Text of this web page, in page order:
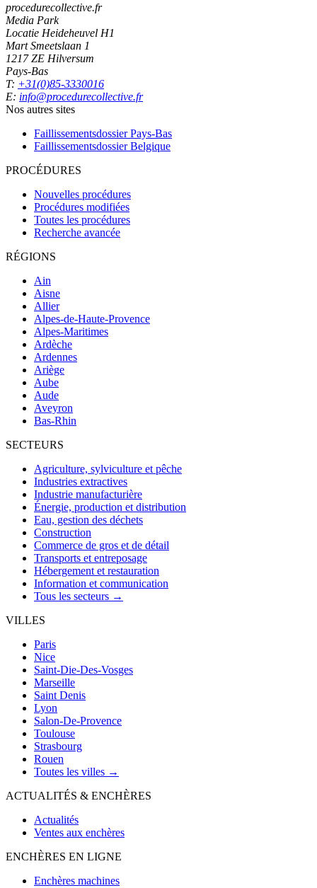
procedurecollective.fr
Media Park
Locatie Heideheuvel H1
Mart Smeetslaan 1
1217 ZE Hilversum
Pays-Bas
T: +31(0)85-3330016
E: info@procedurecollective.fr
Nos autres sites
Faillissementsdossier Pays-Bas
Faillissementsdossier Belgique
PROCÉDURES
Nouvelles procédures
Procédures modifiées
Toutes les procédures
Recherche avancée
RÉGIONS
Ain
Aisne
Allier
Alpes-de-Haute-Provence
Alpes-Maritimes
Ardèche
Ardennes
Ariège
Aube
Aude
Aveyron
Bas-Rhin
SECTEURS
Agriculture, sylviculture et pêche
Industries extractives
Industrie manufacturière
Énergie, production et distribution
Eau, gestion des déchets
Construction
Commerce de gros et de détail
Transports et entreposage
Hébergement et restauration
Information et communication
Tous les secteurs →
VILLES
Paris
Nice
Saint-Die-Des-Vosges
Marseille
Saint Denis
Lyon
Salon-De-Provence
Toulouse
Strasbourg
Rouen
Toutes les villes →
ACTUALITÉS & ENCHÈRES
Actualités
Ventes aux enchères
ENCHÈRES EN LIGNE
Enchères machines